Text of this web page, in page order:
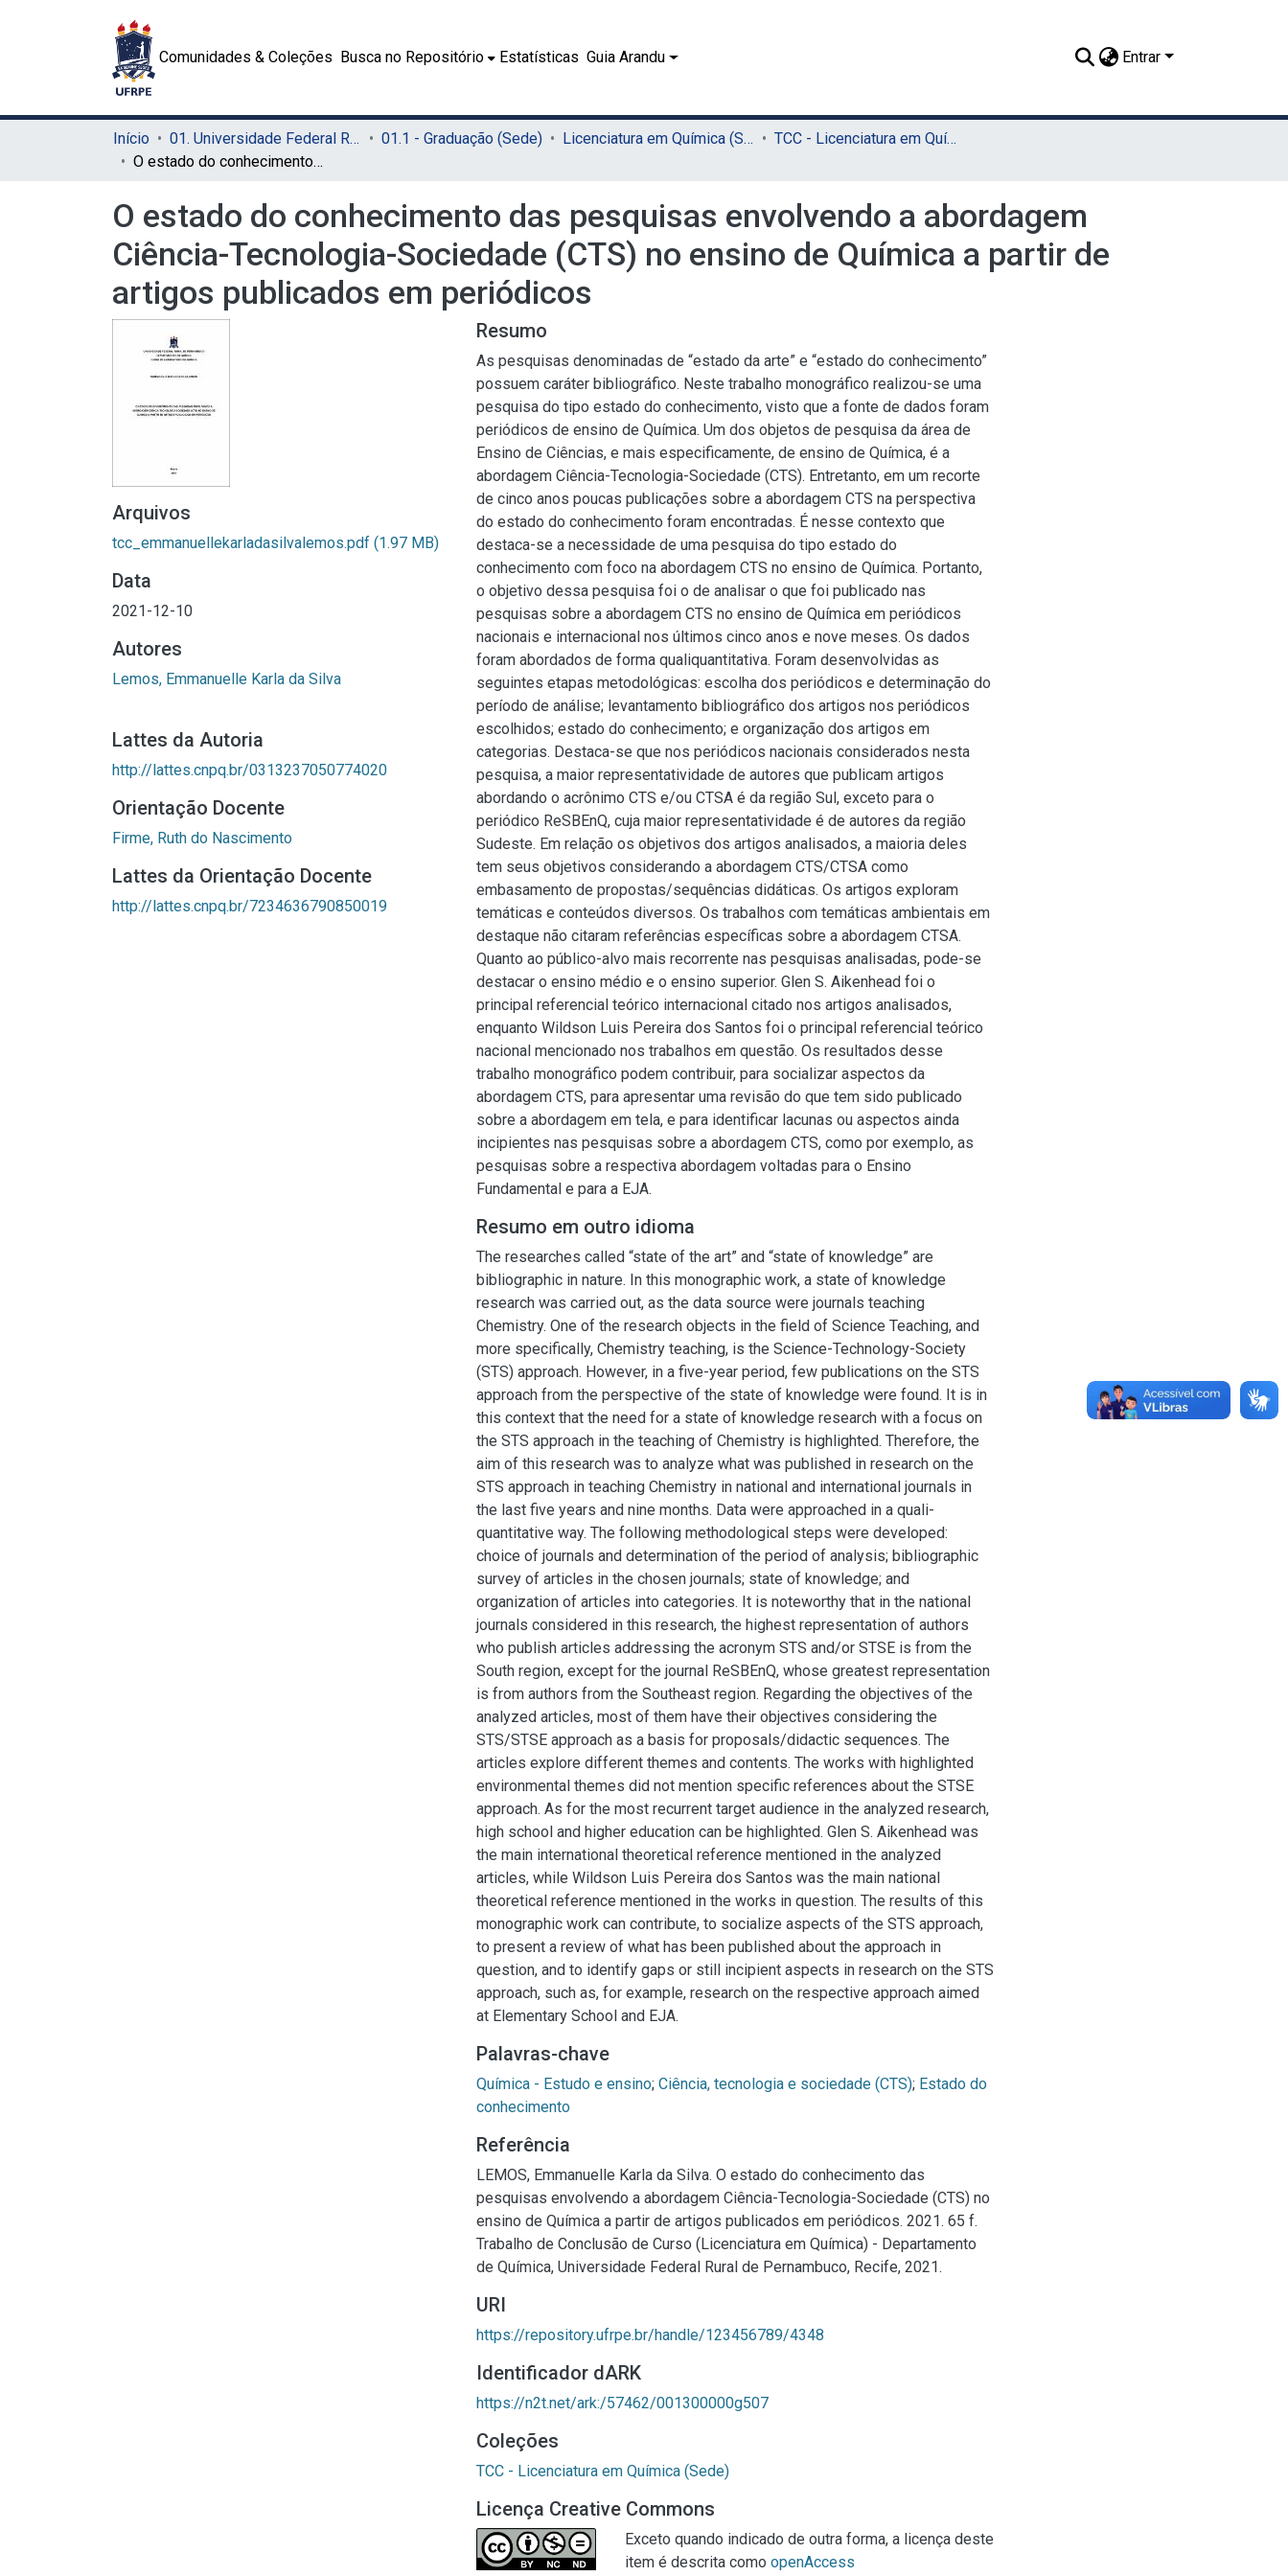
Comunidades & Coleções Busca no Repositório Estatísticas Guia Arandu Entrar
Início 01. Universidade Federal Rural de Pernambuco - UFRPE (Sede) 01.1 - Graduação (Sede) Licenciatura em Química (Sede)
TCC - Licenciatura em Química (Sede)
O estado do conhecimento das pesquisas envolvendo a abordagem Ciência-Tecnologia-Sociedade (CTS) no ensino de Química a partir de artigos publicados em periódicos
O estado do conhecimento das pesquisas envolvendo a abordagem
Ciência-Tecnologia-Sociedade (CTS) no ensino de Química a partir de
artigos publicados em periódicos
Arquivos
tcc_emmanuellekarladasilvalemos.pdf (1.97 MB)
Data
2021-12-10
Autores
Lemos, Emmanuelle Karla da Silva
Lattes da Autoria
http://lattes.cnpq.br/0313237050774020
Orientação Docente
Firme, Ruth do Nascimento
Lattes da Orientação Docente
http://lattes.cnpq.br/7234636790850019
Resumo
As pesquisas denominadas de “estado da arte” e “estado do conhecimento”
possuem caráter bibliográfico. Neste trabalho monográfico realizou-se uma
pesquisa do tipo estado do conhecimento, visto que a fonte de dados foram
periódicos de ensino de Química. Um dos objetos de pesquisa da área de
Ensino de Ciências, e mais especificamente, de ensino de Química, é a
abordagem Ciência-Tecnologia-Sociedade (CTS). Entretanto, em um recorte
de cinco anos poucas publicações sobre a abordagem CTS na perspectiva
do estado do conhecimento foram encontradas. É nesse contexto que
destaca-se a necessidade de uma pesquisa do tipo estado do
conhecimento com foco na abordagem CTS no ensino de Química. Portanto,
o objetivo dessa pesquisa foi o de analisar o que foi publicado nas
pesquisas sobre a abordagem CTS no ensino de Química em periódicos
nacionais e internacional nos últimos cinco anos e nove meses. Os dados
foram abordados de forma qualiquantitativa. Foram desenvolvidas as
seguintes etapas metodológicas: escolha dos periódicos e determinação do
período de análise; levantamento bibliográfico dos artigos nos periódicos
escolhidos; estado do conhecimento; e organização dos artigos em
categorias. Destaca-se que nos periódicos nacionais considerados nesta
pesquisa, a maior representatividade de autores que publicam artigos
abordando o acrônimo CTS e/ou CTSA é da região Sul, exceto para o
periódico ReSBEnQ, cuja maior representatividade é de autores da região
Sudeste. Em relação os objetivos dos artigos analisados, a maioria deles
tem seus objetivos considerando a abordagem CTS/CTSA como
embasamento de propostas/sequências didáticas. Os artigos exploram
temáticas e conteúdos diversos. Os trabalhos com temáticas ambientais em
destaque não citaram referências específicas sobre a abordagem CTSA.
Quanto ao público-alvo mais recorrente nas pesquisas analisadas, pode-se
destacar o ensino médio e o ensino superior. Glen S. Aikenhead foi o
principal referencial teórico internacional citado nos artigos analisados,
enquanto Wildson Luis Pereira dos Santos foi o principal referencial teórico
nacional mencionado nos trabalhos em questão. Os resultados desse
trabalho monográfico podem contribuir, para socializar aspectos da
abordagem CTS, para apresentar uma revisão do que tem sido publicado
sobre a abordagem em tela, e para identificar lacunas ou aspectos ainda
incipientes nas pesquisas sobre a abordagem CTS, como por exemplo, as
pesquisas sobre a respectiva abordagem voltadas para o Ensino
Fundamental e para a EJA.
Resumo em outro idioma
The researches called “state of the art” and “state of knowledge” are
bibliographic in nature. In this monographic work, a state of knowledge
research was carried out, as the data source were journals teaching
Chemistry. One of the research objects in the field of Science Teaching, and
more specifically, Chemistry teaching, is the Science-Technology-Society
(STS) approach. However, in a five-year period, few publications on the STS
approach from the perspective of the state of knowledge were found. It is in
this context that the need for a state of knowledge research with a focus on
the STS approach in the teaching of Chemistry is highlighted. Therefore, the
aim of this research was to analyze what was published in research on the
STS approach in teaching Chemistry in national and international journals in
the last five years and nine months. Data were approached in a quali-
quantitative way. The following methodological steps were developed:
choice of journals and determination of the period of analysis; bibliographic
survey of articles in the chosen journals; state of knowledge; and
organization of articles into categories. It is noteworthy that in the national
journals considered in this research, the highest representation of authors
who publish articles addressing the acronym STS and/or STSE is from the
South region, except for the journal ReSBEnQ, whose greatest representation
is from authors from the Southeast region. Regarding the objectives of the
analyzed articles, most of them have their objectives considering the
STS/STSE approach as a basis for proposals/didactic sequences. The
articles explore different themes and contents. The works with highlighted
environmental themes did not mention specific references about the STSE
approach. As for the most recurrent target audience in the analyzed research,
high school and higher education can be highlighted. Glen S. Aikenhead was
the main international theoretical reference mentioned in the analyzed
articles, while Wildson Luis Pereira dos Santos was the main national
theoretical reference mentioned in the works in question. The results of this
monographic work can contribute, to socialize aspects of the STS approach,
to present a review of what has been published about the approach in
question, and to identify gaps or still incipient aspects in research on the STS
approach, such as, for example, research on the respective approach aimed
at Elementary School and EJA.
Palavras-chave
Química - Estudo e ensino; Ciência, tecnologia e sociedade (CTS); Estado do
conhecimento
Referência
LEMOS, Emmanuelle Karla da Silva. O estado do conhecimento das
pesquisas envolvendo a abordagem Ciência-Tecnologia-Sociedade (CTS) no
ensino de Química a partir de artigos publicados em periódicos. 2021. 65 f.
Trabalho de Conclusão de Curso (Licenciatura em Química) - Departamento
de Química, Universidade Federal Rural de Pernambuco, Recife, 2021.
URI
https://repository.ufrpe.br/handle/123456789/4348
Identificador dARK
https://n2t.net/ark:/57462/001300000g507
Coleções
TCC - Licenciatura em Química (Sede)
Licença Creative Commons
Exceto quando indicado de outra forma, a licença deste
item é descrita como openAccess